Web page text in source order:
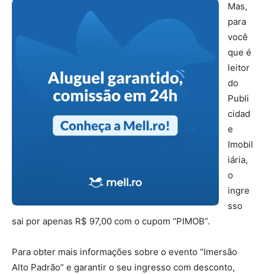
Mas,
para
você
que é
leitor
do
Publi
cidad
e
Imobil
iária,
o
ingre
sso
sai por apenas R$ 97,00 com o cupom “PIMOB”.
Para obter mais informações sobre o evento “Imersão
Alto Padrão” e garantir o seu ingresso com desconto,